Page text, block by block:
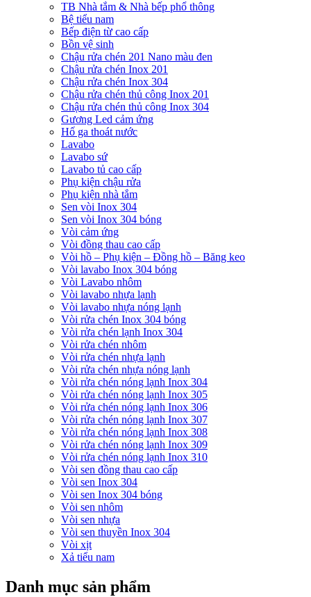
TB Nhà tắm & Nhà bếp phổ thông
Bệ tiểu nam
Bếp điện từ cao cấp
Bồn vệ sinh
Chậu rửa chén 201 Nano màu đen
Chậu rửa chén Inox 201
Chậu rửa chén Inox 304
Chậu rửa chén thủ công Inox 201
Chậu rửa chén thủ công Inox 304
Gương Led cảm ứng
Hố ga thoát nước
Lavabo
Lavabo sứ
Lavabo tủ cao cấp
Phụ kiện chậu rửa
Phụ kiện nhà tắm
Sen vòi Inox 304
Sen vòi Inox 304 bóng
Vòi cảm ứng
Vòi đồng thau cao cấp
Vòi hồ – Phụ kiện – Đồng hồ – Băng keo
Vòi lavabo Inox 304 bóng
Vòi Lavabo nhôm
Vòi lavabo nhựa lạnh
Vòi lavabo nhựa nóng lạnh
Vòi rửa chén Inox 304 bóng
Vòi rửa chén lạnh Inox 304
Vòi rửa chén nhôm
Vòi rửa chén nhựa lạnh
Vòi rửa chén nhựa nóng lạnh
Vòi rửa chén nóng lạnh Inox 304
Vòi rửa chén nóng lạnh Inox 305
Vòi rửa chén nóng lạnh Inox 306
Vòi rửa chén nóng lạnh Inox 307
Vòi rửa chén nóng lạnh Inox 308
Vòi rửa chén nóng lạnh Inox 309
Vòi rửa chén nóng lạnh Inox 310
Vòi sen đồng thau cao cấp
Vòi sen Inox 304
Vòi sen Inox 304 bóng
Vòi sen nhôm
Vòi sen nhựa
Vòi sen thuyền Inox 304
Vòi xịt
Xả tiểu nam
Danh mục sản phẩm